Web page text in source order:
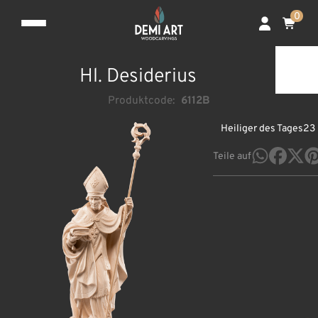
0
Hl. Desiderius
Produktcode: 6112B
Heiliger des Tages23
Teile auf